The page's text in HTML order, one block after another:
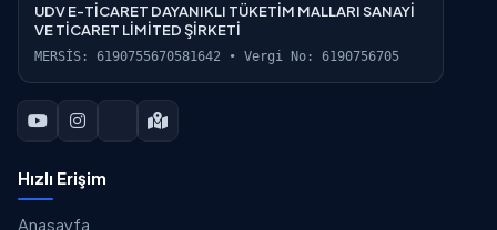
UDV E-TİCARET DAYANIKLI TÜKETİM MALLARI SANAYİ
VE TİCARET LİMİTED ŞİRKETİ
MERSİS: 6190755670581642 • Vergi No: 6190756705
Hızlı Erişim
Anasayfa